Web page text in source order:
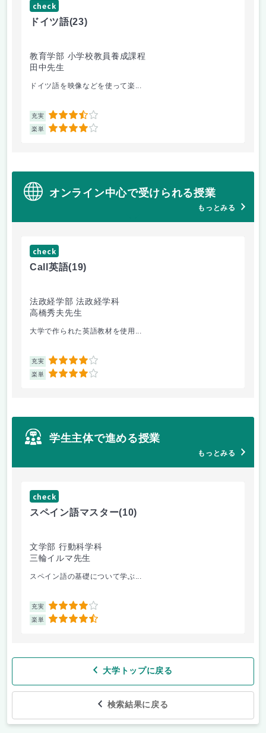
check
ドイツ語(23)
教育学部 小学校教員養成課程
田中先生
ドイツ語を映像などを使って楽...
充実 3.5
楽単 4
オンライン中心で受けられる授業
もっとみる
check
Call英語(19)
法政経学部 法政経学科
高橋秀夫先生
大学で作られた英語教材を使用...
充実 4
楽単 4
学生主体で進める授業
もっとみる
check
スペイン語マスター(10)
文学部 行動科学科
三輪イルマ先生
スペイン語の基礎について学ぶ...
充実 4
楽単 4.5
大学トップに戻る
検索結果に戻る